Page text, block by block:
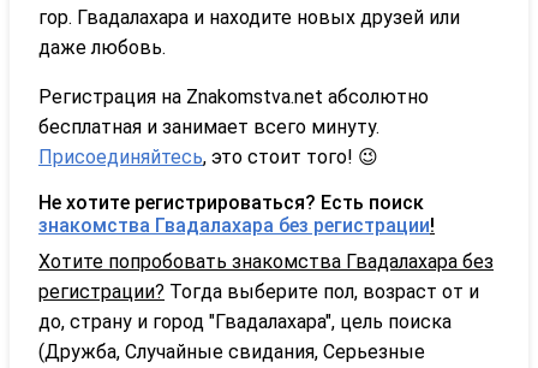
гор. Гвадалахара и находите новых друзей или
даже любовь.
Регистрация на Znakomstva.net абсолютно
бесплатная и занимает всего минуту.
Присоединяйтесь, это стоит того! 😉
Не хотите регистрироваться? Есть поиск
знакомства Гвадалахара без регистрации!
Хотите попробовать знакомства Гвадалахара без
регистрации? Тогда выберите пол, возраст от и
до, страну и город "Гвадалахара", цель поиска
(Дружба, Случайные свидания, Серьезные